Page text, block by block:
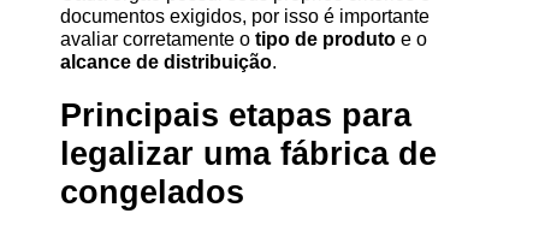
documentos exigidos, por isso é importante
avaliar corretamente o tipo de produto
alcance de distribuição.
Principais etapas para
legalizar uma fábrica de
congelados